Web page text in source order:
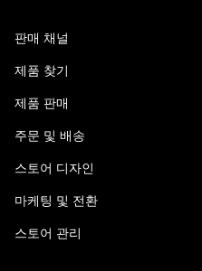
판매 채널
제품 찾기
제품 판매
주문 및 배송
스토어 디자인
마케팅 및 전환
스토어 관리